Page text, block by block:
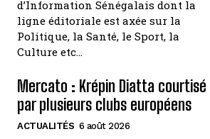
d’Information Sénégalais dont la
ligne éditoriale est axée sur la
Politique, la Santé, le Sport, la
Culture etc…
Mercato : Krépin Diatta courtisé
par plusieurs clubs européens
ACTUALITÉS 6 août 2026